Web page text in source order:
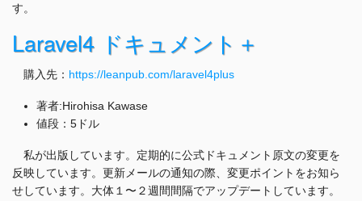
す。
Laravel4 ドキュメント＋
購入先： https://leanpub.com/laravel4plus
著者:Hirohisa Kawase
値段：5ドル
私が出版しています。定期的に公式ドキュメント原文の変更を
反映しています。更新メールの通知の際、変更ポイントをお知ら
せしています。大体１〜２週間間隔でアップデートしています。